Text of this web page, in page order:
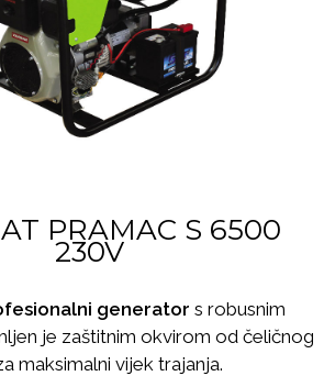
PRAMAC S 6500
230V
generator s robusnim
je zaštitnim okvirom od čeličnog
maksimalni vijek trajanja.